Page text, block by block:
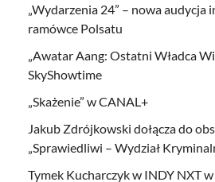
„Wydarzenia 24” – nowa audycja
ramówce Polsatu
„Awatar Aang: Ostatni Władca
SkyShowtime
„Skażenie” w CANAL+
Jakub Zdrójkowski dołącza do
„Sprawiedliwi – Wydział
Tymek Kucharczyk w INDY NXT